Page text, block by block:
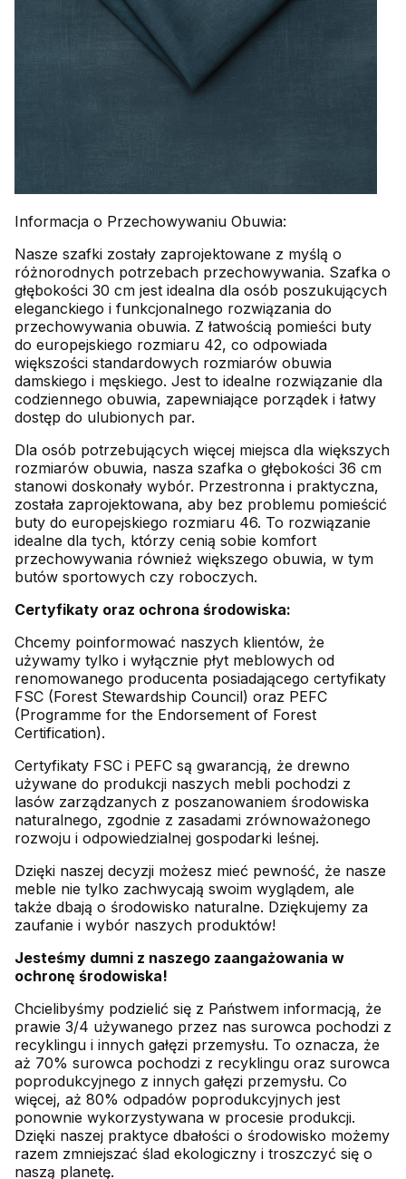
Informacja o Przechowywaniu Obuwia:
Nasze szafki zostały zaprojektowane z myślą o
różnorodnych potrzebach przechowywania. Szafka o
głębokości 30 cm jest idealna dla osób poszukujących
eleganckiego i funkcjonalnego rozwiązania do
przechowywania obuwia. Z łatwością pomieści buty
do europejskiego rozmiaru 42, co odpowiada
większości standardowych rozmiarów obuwia
damskiego i męskiego. Jest to idealne rozwiązanie dla
codziennego obuwia, zapewniające porządek i łatwy
dostęp do ulubionych par.
Dla osób potrzebujących więcej miejsca dla większych
rozmiarów obuwia, nasza szafka o głębokości 36 cm
stanowi doskonały wybór. Przestronna i praktyczna,
została zaprojektowana, aby bez problemu pomieścić
buty do europejskiego rozmiaru 46. To rozwiązanie
idealne dla tych, którzy cenią sobie komfort
przechowywania również większego obuwia, w tym
butów sportowych czy roboczych.
Certyfikaty oraz ochrona środowiska:
Chcemy poinformować naszych klientów, że
używamy tylko i wyłącznie płyt meblowych od
renomowanego producenta posiadającego certyfikaty
FSC (Forest Stewardship Council) oraz PEFC
(Programme for the Endorsement of Forest
Certification).
Certyfikaty FSC i PEFC są gwarancją, że drewno
używane do produkcji naszych mebli pochodzi z
lasów zarządzanych z poszanowaniem środowiska
naturalnego, zgodnie z zasadami zrównoważonego
rozwoju i odpowiedzialnej gospodarki leśnej.
Dzięki naszej decyzji możesz mieć pewność, że nasze
meble nie tylko zachwycają swoim wyglądem, ale
także dbają o środowisko naturalne. Dziękujemy za
zaufanie i wybór naszych produktów!
Jesteśmy dumni z naszego zaangażowania w
ochronę środowiska!
Chcielibyśmy podzielić się z Państwem informacją, że
prawie 3/4 używanego przez nas surowca pochodzi z
recyklingu i innych gałęzi przemysłu. To oznacza, że
aż 70% surowca pochodzi z recyklingu oraz surowca
poprodukcyjnego z innych gałęzi przemysłu. Co
więcej, aż 80% odpadów poprodukcyjnych jest
ponownie wykorzystywana w procesie produkcji.
Dzięki naszej praktyce dbałości o środowisko możemy
razem zmniejszać ślad ekologiczny i troszczyć się o
naszą planetę.